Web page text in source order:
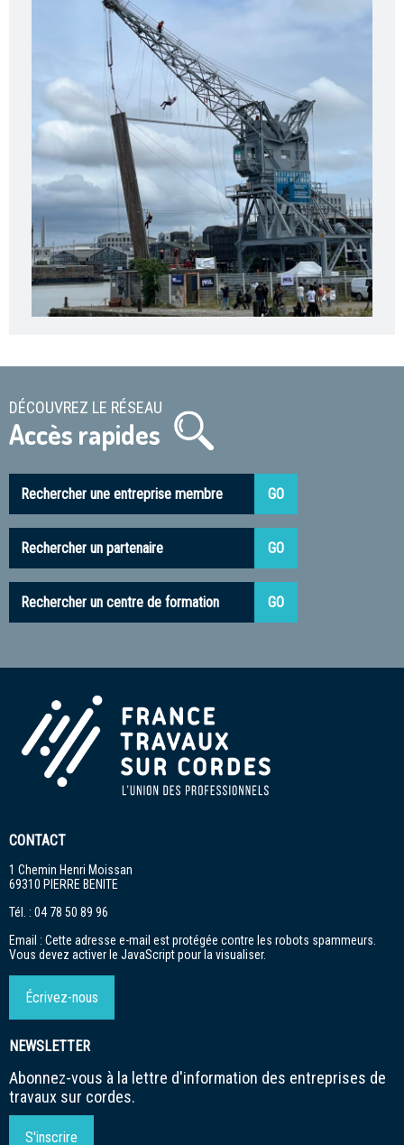
DÉCOUVREZ LE RÉSEAU
Accès rapides
Rechercher une entreprise membre
Rechercher un partenaire
Rechercher un centre de formation
France
Travaux
sur
Cordes
sur
LinkedIn
France
Travaux
sur
Cordes
sur
Facebook
France
Travaux
sur
Cordes
sur
Instagram
CONTACT
1 Chemin Henri Moissan
69310 PIERRE BENITE
Tél. : 04 78 50 89 96
Email : Cette adresse e-mail est protégée contre les robots spammeurs.
Vous devez activer le JavaScript pour la visualiser.
Écrivez-nous
NEWSLETTER
Abonnez-vous à la lettre d'information des entreprises de
travaux sur cordes.
S'inscrire